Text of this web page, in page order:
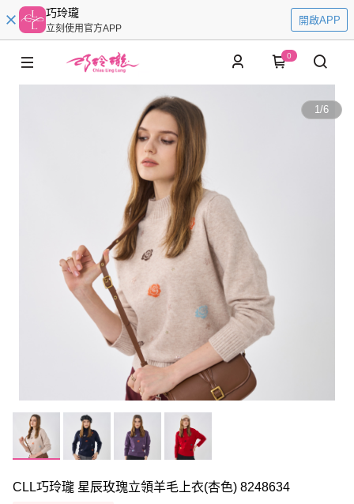
巧玲瓏
立刻使用官方APP
開啟APP
0
1/6
CLL巧玲瓏 星辰玫瑰立領羊毛上衣(杏色) 8248634